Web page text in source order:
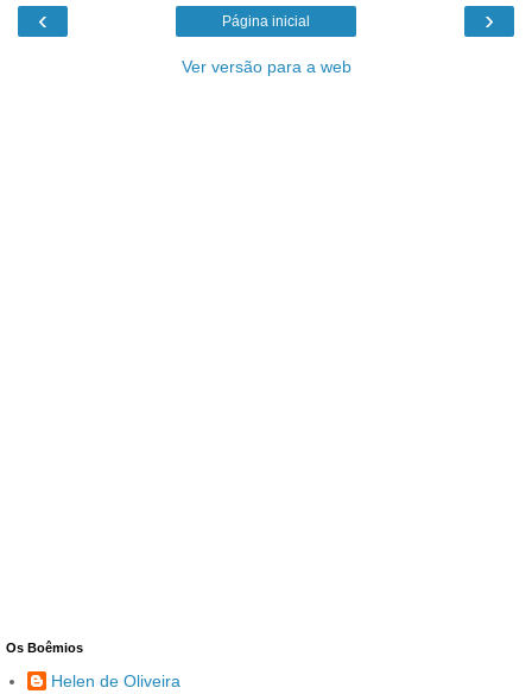
‹ ›
Página inicial
Ver versão para a web
Os Boêmios
Helen de Oliveira